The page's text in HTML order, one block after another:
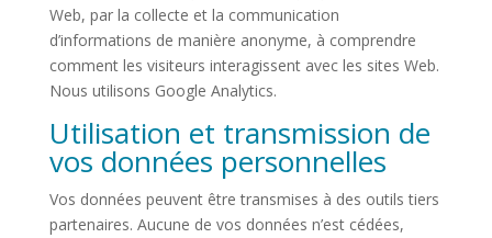
Web, par la collecte et la communication
d’informations de manière anonyme, à comprendre
comment les visiteurs interagissent avec les sites Web.
Nous utilisons Google Analytics.
Utilisation et transmission de
vos données personnelles
Vos données peuvent être transmises à des outils tiers
partenaires. Aucune de vos données n’est cédées,